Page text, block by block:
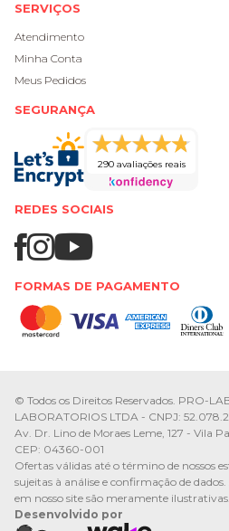
SERVIÇOS
Atendimento
Minha Conta
Meus Pedidos
SEGURANÇA
290 avaliações reais
REDES SOCIAIS
FORMAS DE PAGAMENTO
© Todos os Direitos Reservados. PRO-
LABORATORIOS LTDA - CNPJ:
Av. Dr. Lino de Moraes Leme, 127 - Vila
CEP: 04360-001
Ofertas válidas até o término de nossos
sujeitas à análise e confirmação de
em nosso site são meramente ilustrativas.
Desenvolvido por